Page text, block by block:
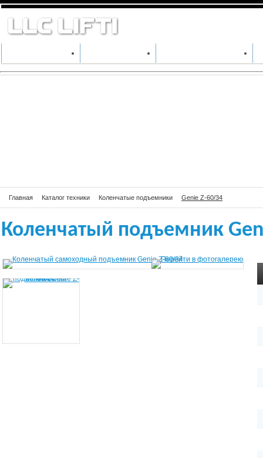
КАТАЛОГ ТЕХНИКИ ПРОИЗВОДИТЕЛИ АРЕНДА СПЕЦТЕХНИКИ
Главная Каталог техники Коленчатые подъемники Genie Z-60/34
Коленчатый подъемник